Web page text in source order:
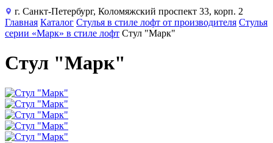
г. Санкт-Петербург, Коломяжский проспект 33, корп. 2
Главная Каталог Стулья в стиле лофт от производителя Стулья
серии «Марк» в стиле лофт Стул "Марк"
Стул "Марк"